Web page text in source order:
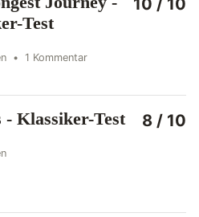
Test
• 1 Kommentar
- Klassiker-Test 8 / 10